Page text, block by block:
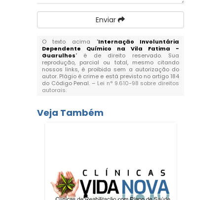
Enviar
O texto acima "Internação Involuntária
Dependente Químico na Vila Fatima -
Guarulhos" é de direito reservado. Sua
reprodução, parcial ou total, mesmo citando
nossos links, é proibida sem a autorização do
autor. Plágio é crime e está previsto no artigo 184
do Código Penal. – Lei n° 9.610-98 sobre direitos
autorais.
Veja Também